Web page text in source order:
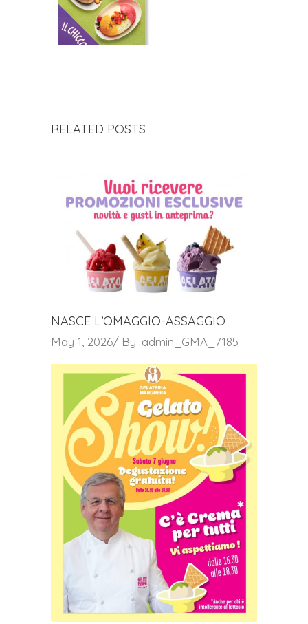
RELATED POSTS
NASCE L’OMAGGIO-ASSAGGIO
May 1, 2026 By admin_GMA_7185